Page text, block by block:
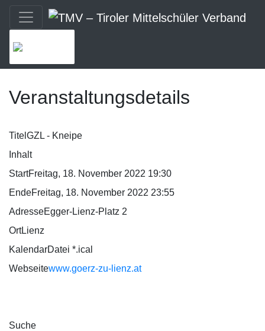
Veranstaltungsdetails
Titel GZL - Kneipe
Inhalt
StartFreitag, 18. November 2022 19:30
EndeFreitag, 18. November 2022 23:55
AdresseEgger-Lienz-Platz 2
OrtLienz
KalendarDatei *.ical
Webseitewww.goerz-zu-lienz.at
Suche